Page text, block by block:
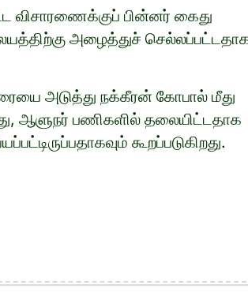
விசாரணைக்குப் பின்னர் கைது
அழைத்துச்
அடுத்து நக்கீரன் கோபால் மீது
ஆளுநர் பணிகளில் தலையிட்டதாக
கூறப்படுகிறது.